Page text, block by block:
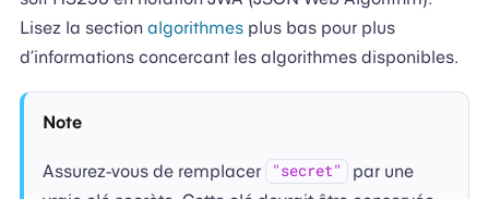
Lisez la section algorithmesplus bas pour plus
d’informations concercant les algorithmes disponibles.
Note
Assurez-vous de remplacer "secret"
par une